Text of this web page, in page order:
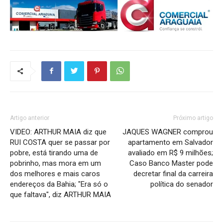
Artigo anterior
VIDEO: ARTHUR MAIA diz que
RUI COSTA quer se passar por
pobre, está tirando uma de
pobrinho, mas mora em um
dos melhores e mais caros
endereços da Bahia; "Era só o
que faltava", diz ARTHUR MAIA
Próximo artigo
JAQUES WAGNER comprou
apartamento em Salvador
avaliado em R$ 9 milhões;
Caso Banco Master pode
decretar final da carreira
política do senador